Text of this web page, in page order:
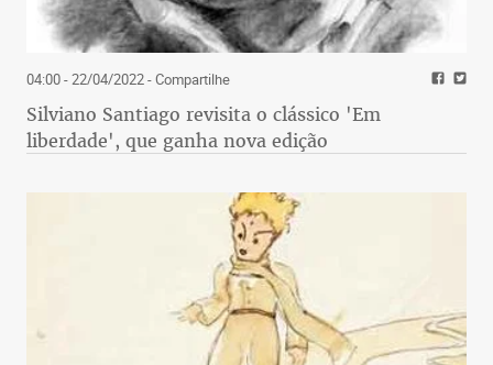
04:00 - 22/04/2022- Compartilhe
Silviano Santiago revisita o clássico 'Em
liberdade', que ganha nova edição